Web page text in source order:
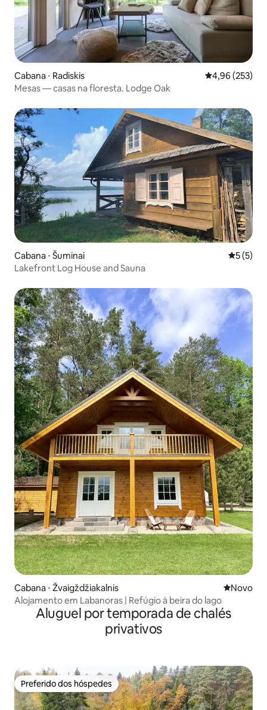
Cabana ⋅ Radiskis 4,96 de uma
4,96 (253)
Mesas — casas na floresta. Lodge Oak
Cabana ⋅ Šuminai 5 de
5 (5)
Lakefront Log House and Sauna
Cabana ⋅ Žvaigždžiakalnis Novo
Novo
Alojamento em Labanoras | Refúgio à beira do lago
Aluguel por temporada de chalés
privativos
Preferido dos hóspedes
Preferido dos hóspedes